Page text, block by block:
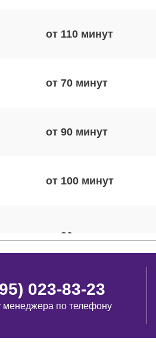
от 110
от 70
от 90
от 100
от 80
от 120
023-83-23
менеджера по телефону